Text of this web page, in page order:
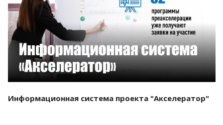
Смотреть проект
Информационная система проекта "Акселератор"